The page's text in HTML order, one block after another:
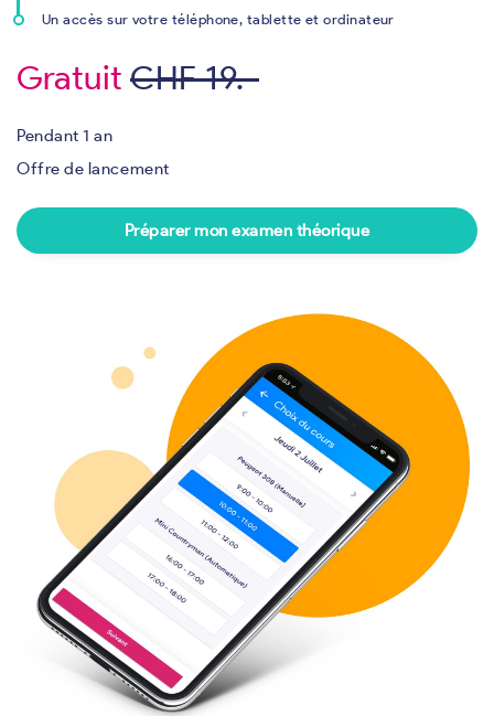
Un accès sur votre téléphone, tablette et ordinateur
Gratuit CHF 19.-
Pendant 1 an
Offre de lancement
Préparer mon examen théorique